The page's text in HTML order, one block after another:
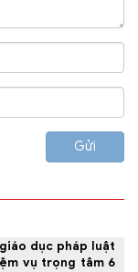
Gửi
dục pháp luật
vụ trọng tâm 6